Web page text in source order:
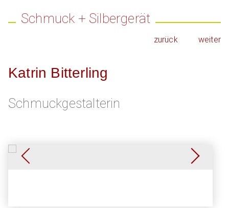
Schmuck + Silbergerät
zurück weiter
Katrin Bitterling
Schmuckgestalterin